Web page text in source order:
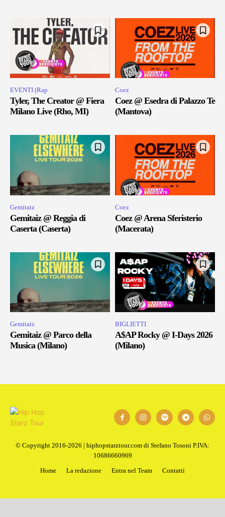
EVENTI (Rap
Tyler, The Creator @ Fiera
Milano Live (Rho, MI)
Coez
Coez @ Esedra di Palazzo Te
(Mantova)
Gemitaiz
Gemitaiz @ Reggia di
Caserta (Caserta)
Coez
Coez @ Arena Sferisterio
(Macerata)
Gemitaiz
Gemitaiz @ Parco della
Musica (Milano)
BIGLIETTI
A$AP Rocky @ I-Days 2026
(Milano)
© Copyright 2016-2026 | hiphopstarztour.com di Stefano Tosoni P.IVA:
10686660969
Home
La redazione Entra nel Team Contatti